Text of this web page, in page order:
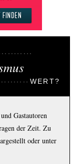
WERT?
Gastautoren
der Zeit. Zu
oder unter